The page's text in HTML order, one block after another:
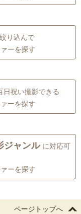
り込んで
ーを探す
日祝い撮影できる
ーを探す
ジャンル に対応可
ーを探す
ページトップへ